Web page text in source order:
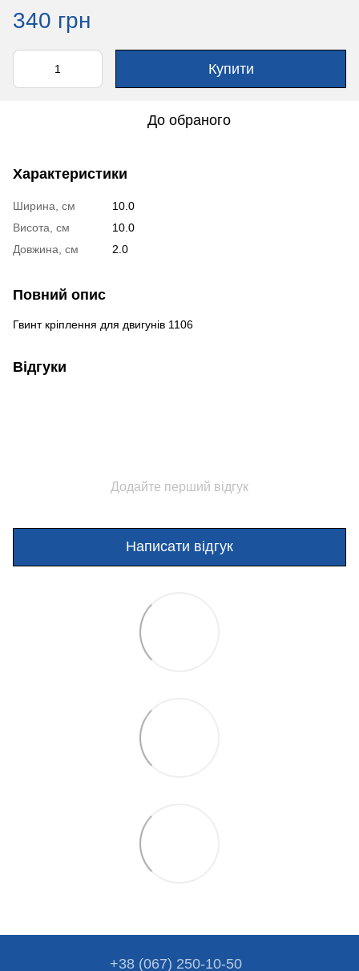
340 грн
Купити
До обраного
Характеристики
Ширина, см
10.0
Висота, см
10.0
Довжина, см
2.0
Повний опис
Гвинт кріплення для двигунів 1106
Відгуки
Додайте перший відгук
Написати відгук
+38 (067) 250-10-50